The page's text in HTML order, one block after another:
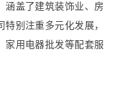
涵盖了建筑装饰业、房
别注重多元化发展，
家用电器批发等配套服